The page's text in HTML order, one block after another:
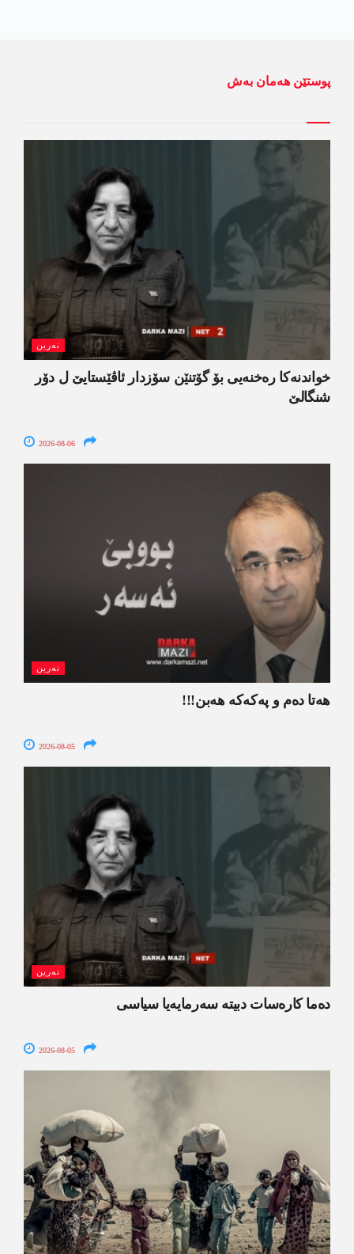
پوستێن ھەمان بەش
نەرین
خواندنه‌كا رەخنەیی بۆ گۆتنێن سۆزدار ئاڤێستایێ ل دۆر
شنگالێ
2026-08-06
نەرین
ھەتا دەم و پەکەکە ھەبن!!!
2026-08-05
نەرین
ده‌ما کاره‌سات دبیتە سه‌رمایه‌یا سیاسی
2026-08-05